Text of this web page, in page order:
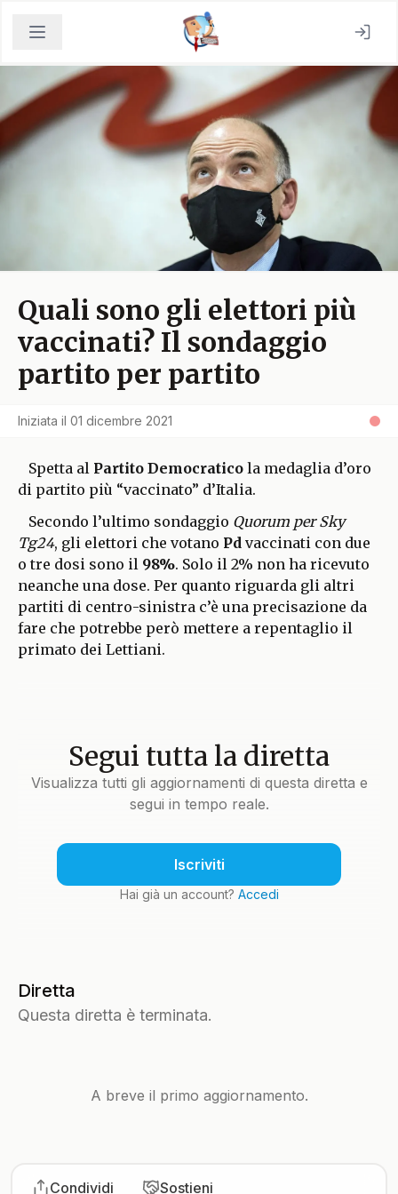
Quali sono gli elettori più
vaccinati? Il sondaggio
partito per partito
Iniziata il 01 dicembre 2021
Spetta al Partito Democratico la medaglia d’oro
di partito più “vaccinato” d’Italia.
Secondo l’ultimo sondaggio Quorum per Sky
Tg24, gli elettori che votano Pd vaccinati con due
o tre dosi sono il 98%. Solo il 2% non ha ricevuto
neanche una dose. Per quanto riguarda gli altri
partiti di centro-sinistra c’è una precisazione da
fare che potrebbe però mettere a repentaglio il
primato dei Lettiani.
Segui tutta la diretta
Visualizza tutti gli aggiornamenti di questa diretta e
segui in tempo reale.
Iscriviti
Hai già un account? Accedi
Diretta
Questa diretta è terminata.
A breve il primo aggiornamento.
Condividi Sostieni